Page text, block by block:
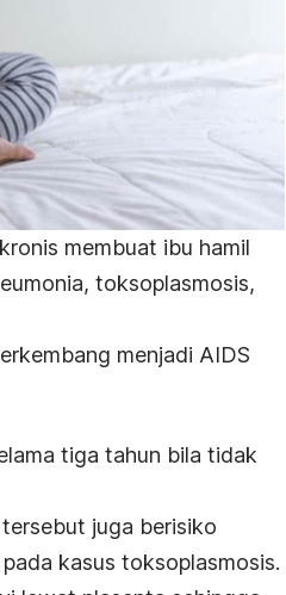
membuat ibu hamil
toksoplasmosis,
menjadi AIDS
tiga tahun bila tidak
juga berisiko
kasus toksoplasmosis.